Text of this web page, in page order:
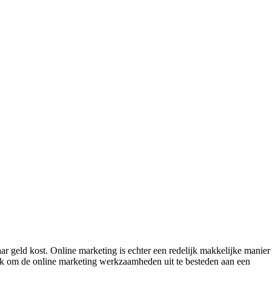
geld kost. Online marketing is echter een redelijk makkelijke manier
de online marketing werkzaamheden uit te besteden aan een